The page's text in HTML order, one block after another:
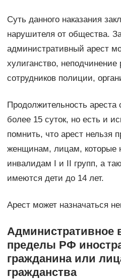
Суть данного наказания
нарушителя от общества.
административный арест
хулиганство,
сотрудников полиции,
Продолжительность ареста
более 15 суток, но есть и
помнить, что арест нельзя
женщинам, лицам, которые
инвалидам I и II групп, а
имеются дети до 14 лет.
Арест может назначаться
Административное
пределы РФ
гражданина или
гражданства